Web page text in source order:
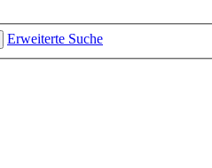
Erweiterte Suche